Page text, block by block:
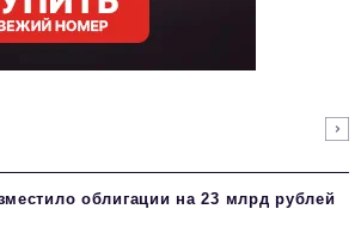
облигации на 23 млрд рублей